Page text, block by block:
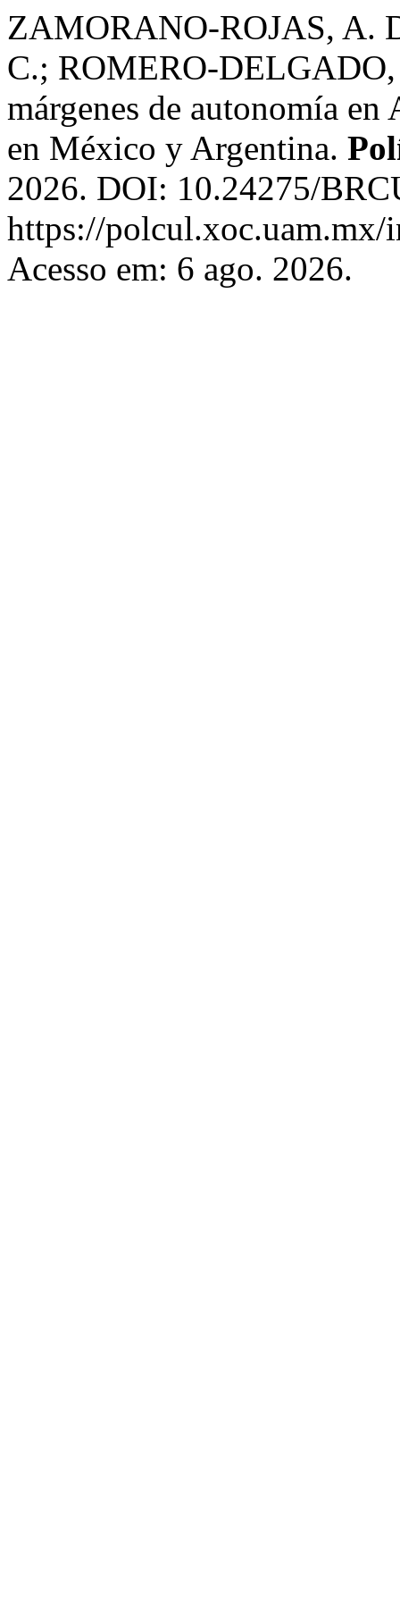
ZAMORANO-ROJAS, A.
C.; ROMERO-
márgenes de autonomía
en México y Argentina.
2026. DOI: 10.24275/
https://
Acesso em: 6 ago. 2026.